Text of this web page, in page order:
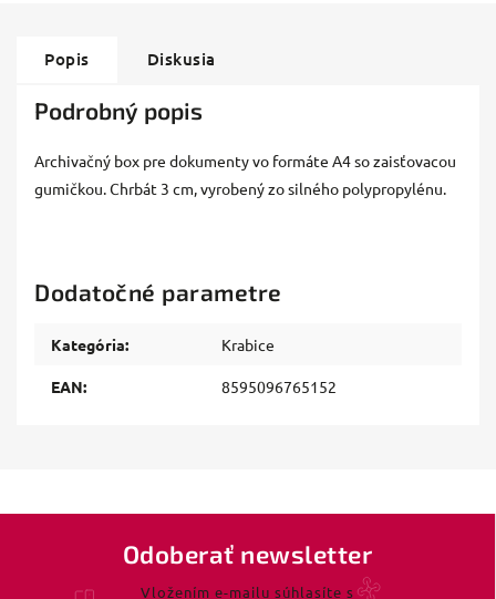
Popis Diskusia
Podrobný popis
Archivačný box pre dokumenty vo formáte A4 so zaisťovacou
gumičkou. Chrbát 3 cm, vyrobený zo silného polypropylénu.
Dodatočné parametre
Kategória: Krabice
EAN: 8595096765152
Odoberať newsletter
Vložením e-mailu súhlasíte s